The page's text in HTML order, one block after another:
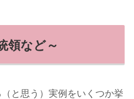
領など～
と思う）実例をいくつか挙